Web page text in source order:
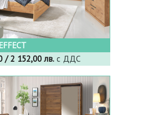
/ 2 152,00 лв. с ДДС